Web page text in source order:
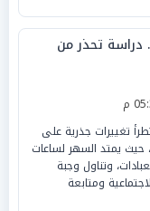
دراسة تحذر من
تغييرات جذرية على
حيث يمتد السهر لساعات
وتناول وجبة
ومتابعة